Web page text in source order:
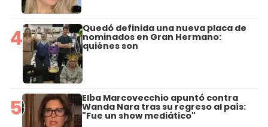
4 Quedó definida una nueva placa de
nominados en Gran Hermano:
quiénes son
5 Elba Marcovecchio apuntó contra
Wanda Nara tras su regreso al país:
"Fue un show mediático"